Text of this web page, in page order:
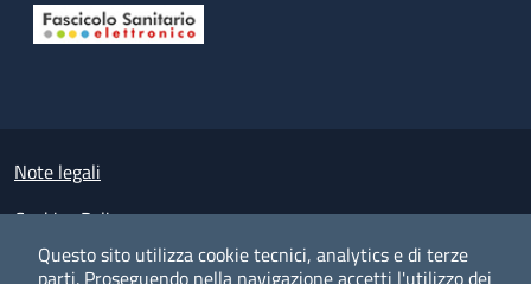
Questo sito utilizza cookie tecnici, analytics e di terze
parti. Proseguendo nella navigazione accetti l'utilizzo dei
Small prints
Note legali
Cookies Policy
Policy privacy e protezione del dato personale